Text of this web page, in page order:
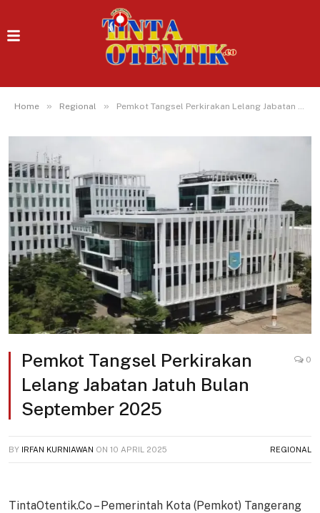
Home » Regional » Pemkot Tangsel Perkirakan Lelang Jabatan Jatuh Bulan September 2025
Pemkot Tangsel Perkirakan
Lelang Jabatan Jatuh Bulan
September 2025
0
BY IRFAN KURNIAWAN ON 10 APRIL 2025 REGIONAL
TintaOtentik.Co – Pemerintah Kota (Pemkot) Tangerang